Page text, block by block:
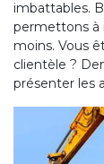
imbattables.
permettons à
moins. Vous
clientèle ?
présenter les